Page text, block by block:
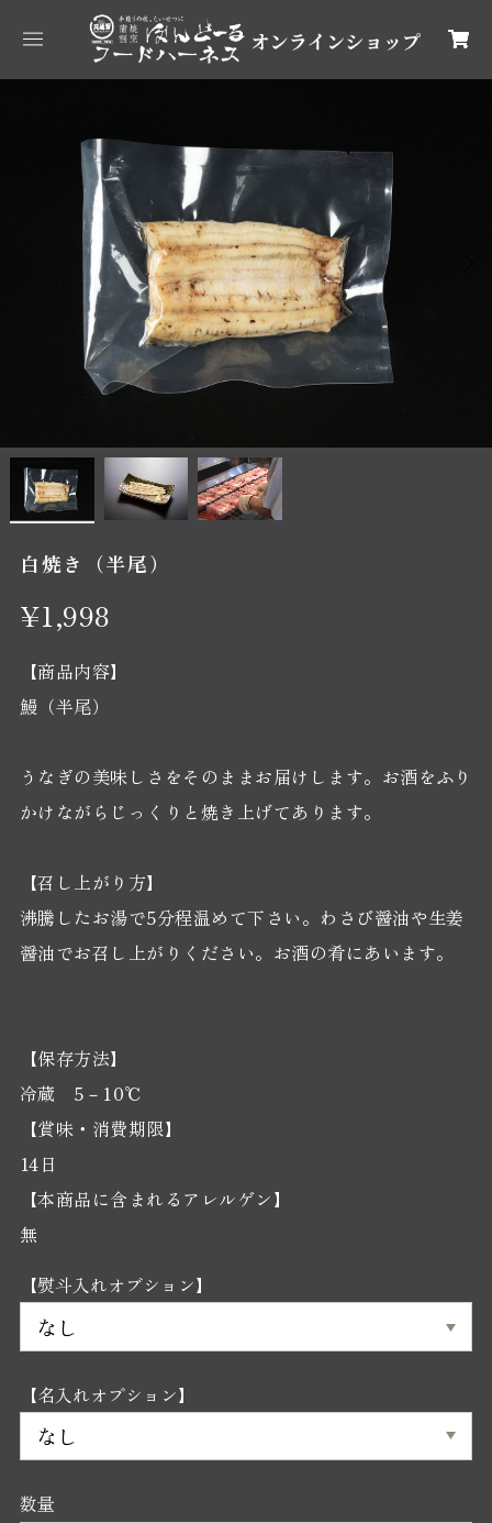
白焼き（半尾）
¥1,998
【商品内容】
鰻（半尾）
うなぎの美味しさをそのままお届けします。お酒をふり
かけながらじっくりと焼き上げてあります。
【召し上がり方】
沸騰したお湯で5分程温めて下さい。わさび醤油や生姜
醤油でお召し上がりください。お酒の肴にあいます。
【保存方法】
冷蔵 5－10℃
【賞味・消費期限】
14日
【本商品に含まれるアレルゲン】
無
【熨斗入れオブション】
【名入れオプション】
数量